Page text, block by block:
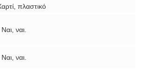
πλαστικό
ναι.
ναι.